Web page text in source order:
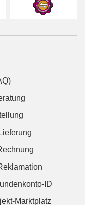
ID
Marktplatz